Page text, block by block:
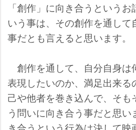
「創作」に向き合うという
いう事は、その創作を通して
事だとも言えると思います。
創作を通して、自分自身は
表現したいのか、満足出来
己や他者を巻き込んで、そも
う問いに向き合う事だと思い